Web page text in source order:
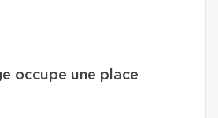
occupe une place